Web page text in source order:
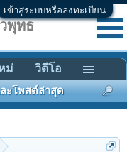
เข้าสู่ระบบหรือลงทะเบียน
พุทธ
ะโพสต์ล่าสุด
ม่ วิดีโอ